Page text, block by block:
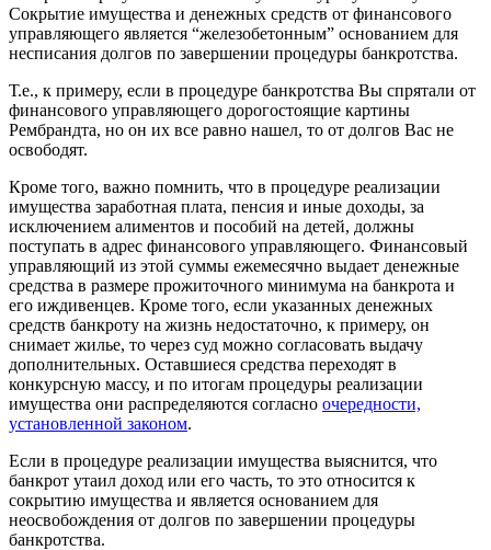
Сокрытие имущества и денежных средств от финансового
управляющего является “железобетонным” основанием для
несписания долгов по завершении процедуры банкротства.
Т.е., к примеру, если в процедуре банкротства Вы спрятали от
финансового управляющего дорогостоящие картины
Рембрандта, но он их все равно нашел, то от долгов Вас не
освободят.
Кроме того, важно помнить, что в процедуре реализации
имущества заработная плата, пенсия и иные доходы, за
исключением алиментов и пособий на детей, должны
поступать в адрес финансового управляющего. Финансовый
управляющий из этой суммы ежемесячно выдает денежные
средства в размере прожиточного минимума на банкрота и
его иждивенцев. Кроме того, если указанных денежных
средств банкроту на жизнь недостаточно, к примеру, он
снимает жилье, то через суд можно согласовать выдачу
дополнительных. Оставшиеся средства переходят в
конкурсную массу, и по итогам процедуры реализации
имущества они распределяются согласно очередности,
установленной законом.
Если в процедуре реализации имущества выяснится, что
банкрот утаил доход или его часть, то это относится к
сокрытию имущества и является основанием для
неосвобождения от долгов по завершении процедуры
банкротства.